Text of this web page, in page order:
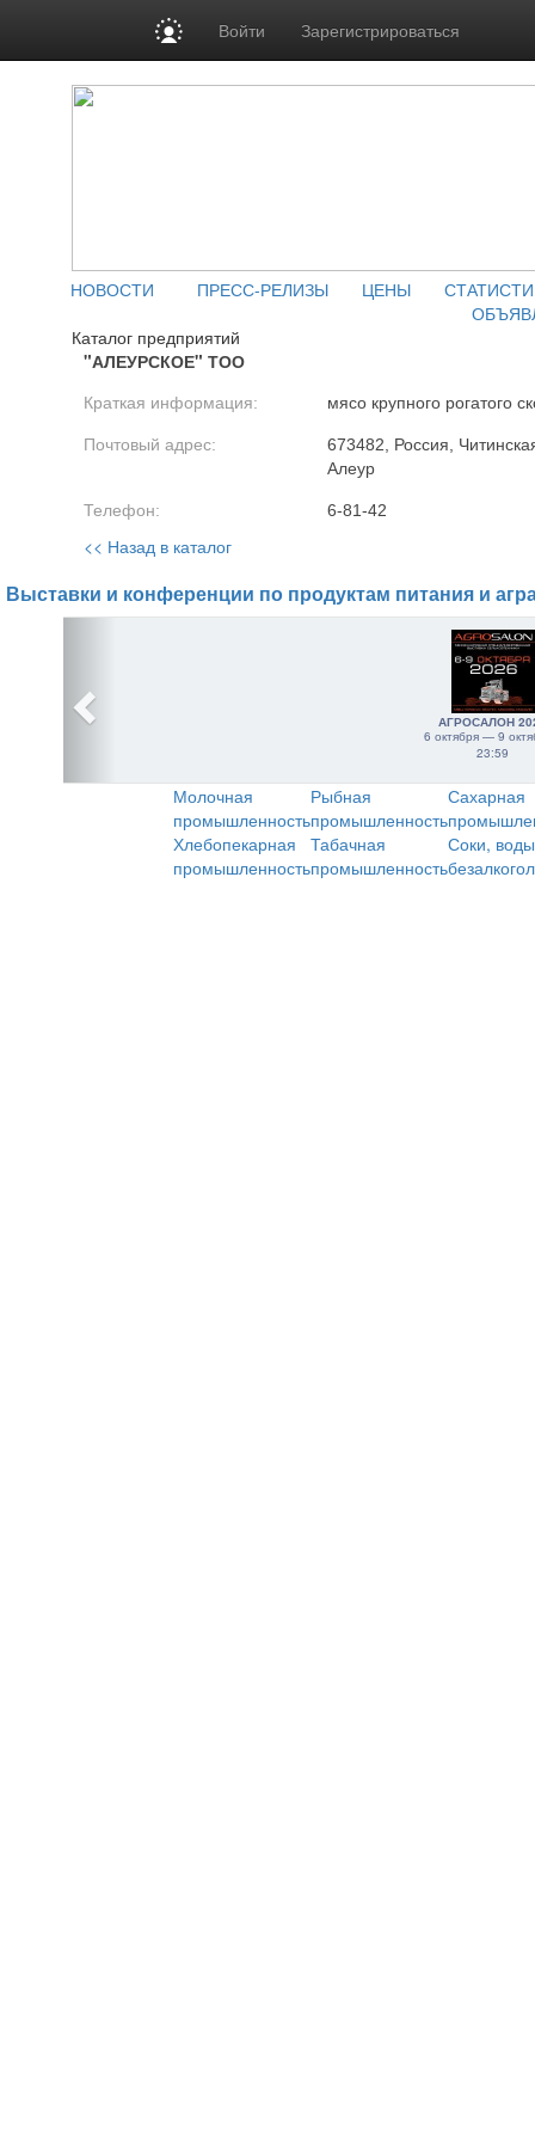
Войти Зарегистрироваться
НОВОСТИ ПРЕСС-РЕЛИЗЫ ЦЕНЫ
Каталог предприятий
"АЛЕУРСКОЕ" ТОО
Краткая информация: мясо крупного рогатого
Почтовый адрес:
673482, Россия,
Алеур
Телефон: 6-81-42
<< Назад в каталог
Выставки и конференции по продуктам питания и
АГРОСАЛОН
6 октября — 9
23:59
Молочная
промышленность
Рыбная
промышленность
Сахарная
Хлебопекарная
промышленность
Табачная
промышленность
Соки,